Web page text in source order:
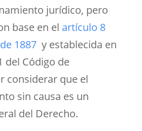
jurídico, pero
base en el artículo 8
1887y establecida en
del Código de
considerar que el
sin causa es un
del Derecho.